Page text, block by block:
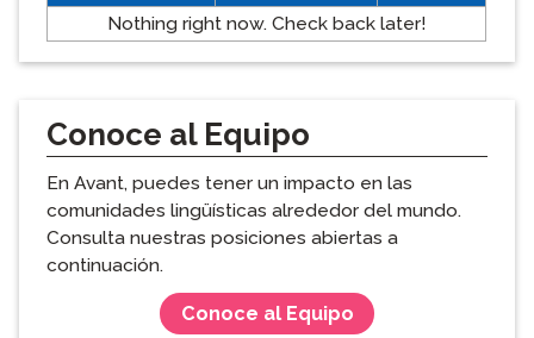
Nothing right now. Check back later!
Conoce al Equipo
En Avant, puedes tener un impacto en las
comunidades lingüísticas alrededor del mundo.
Consulta nuestras posiciones abiertas a
continuación.
Conoce al Equipo